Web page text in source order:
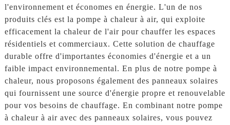
l'environnement et économes en énergie. L'un de nos
produits clés est la pompe à chaleur à air, qui exploite
efficacement la chaleur de l'air pour chauffer les espaces
résidentiels et commerciaux. Cette solution de chauffage
durable offre d'importantes économies d'énergie et a un
faible impact environnemental. En plus de notre pompe à
chaleur, nous proposons également des panneaux solaires
qui fournissent une source d'énergie propre et renouvelable
pour vos besoins de chauffage. En combinant notre pompe
à chaleur à air avec des panneaux solaires, vous pouvez